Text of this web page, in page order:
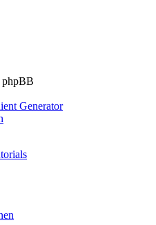
phpBB
Generator